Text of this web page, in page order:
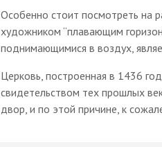
Особенно стоит посмотреть на
художником “плавающим
поднимающимися в воздух,
Церковь, построенная в 1436
свидетельством тех прошлых
двор, и по этой причине, к